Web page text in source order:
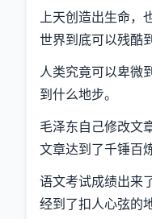
上天创造出生命，
世界到底可以残酷
人类究竟可以卑微
到什么地步。
毛泽东自己修改文
文章达到了千锤百
语文考试成绩出来
经到了扣人心弦的